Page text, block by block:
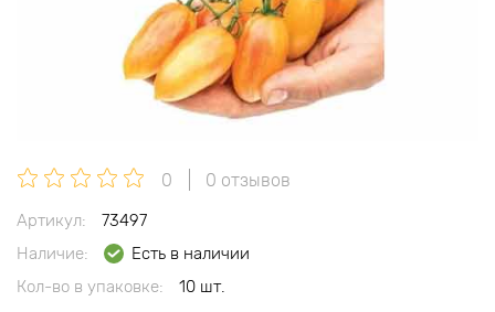
0 0 отзывов
Артикул:
73497
Наличие:
Есть в наличии
Кол-во в упаковке:
10 шт.